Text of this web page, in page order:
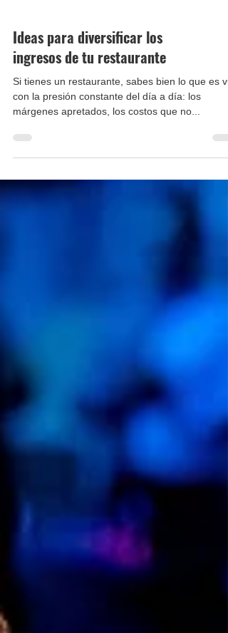
Ideas para diversificar los
ingresos de tu restaurante
Si tienes un restaurante, sabes bien lo que es
con la presión constante del día a día: los